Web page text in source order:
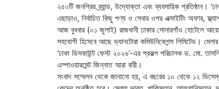
২৫০টি জনপ্রিয় ব্র্যান্ড, উদ্যোক্তা এবং ব্যবসায়িক প্রতিষ্ঠান।
এছাড়াও, নির্বাচিত কিছু পণ্য ও সেবার ওপর এক্সাইটিং অফার,
আজ বুধবার (০১ জুলাই) রাজধানী ঢাকার সোনারগাঁও হোটেলে
সহযোগী হিসেবে আছে ভ্যানটোরা কমিউনিকেশন্স লিমিটেড।
‘ঢাকা ডিসকাউন্ট ফেস্ট ২০২৬’-এর প্রকল্প পরিচালক ড. মো.
এম্পাওয়ারমেন্ট জিন্নাত আরা বারী।
সংবাদ সম্মেলন থেকে জানানো হয়, এ বছরের ১০ থেকে ১২